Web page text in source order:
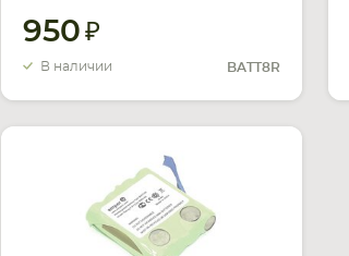
950
В наличии BATT8R